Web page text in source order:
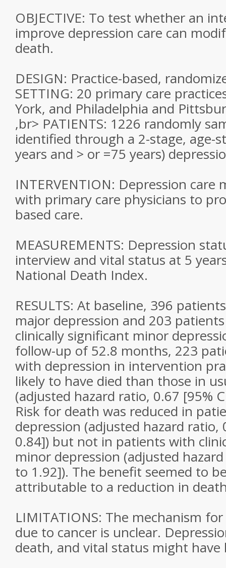
OBJECTIVE: To test whether an
improve depression care can
death.
DESIGN: Practice-based,
SETTING: 20 primary care
York, and Philadelphia and
,br> PATIENTS: 1226 randomly
identified through a 2-stage, age-
years and > or =75 years)
INTERVENTION: Depression care
with primary care physicians to
based care.
MEASUREMENTS: Depression
interview and vital status at 5
National Death Index.
RESULTS: At baseline, 396
major depression and 203
clinically significant minor
follow-up of 52.8 months, 223
with depression in intervention
likely to have died than those in
(adjusted hazard ratio, 0.67 [95%
Risk for death was reduced in
depression (adjusted hazard ratio,
0.84]) but not in patients with
minor depression (adjusted
to 1.92]). The benefit seemed to
attributable to a reduction in
LIMITATIONS: The mechanism
due to cancer is unclear.
death, and vital status might have